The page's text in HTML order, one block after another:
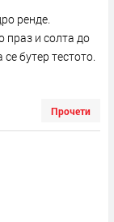
ренде.
праз и солта до
бутер тестото.
Прочети